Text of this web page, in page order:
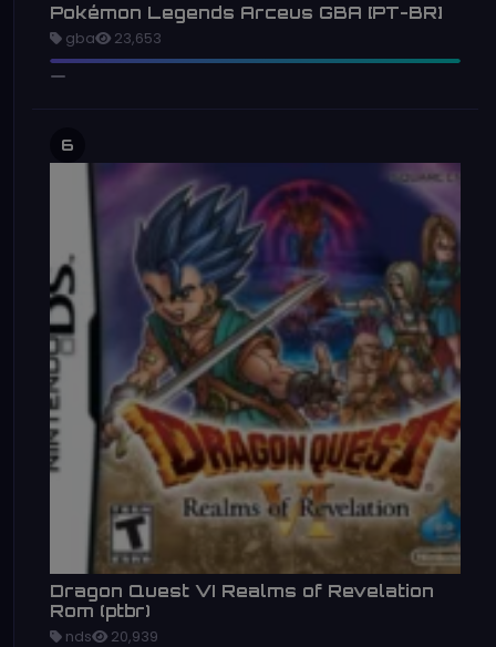
Pokémon Legends Arceus GBA [PT-BR]
gba 23,653
6
Dragon Quest VI Realms of Revelation
Rom (ptbr)
nds 20,939